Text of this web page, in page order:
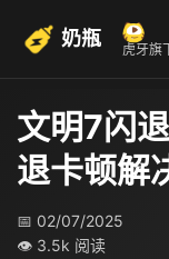
奶瓶 虎牙旗
文明7闪
退卡顿解
📅 02/07/2025
👁 3.5k 阅读